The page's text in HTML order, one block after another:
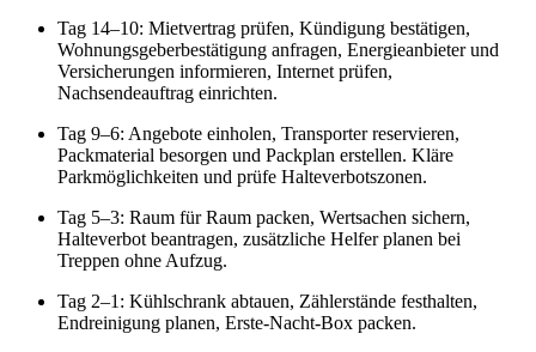
Tag 14–10: Mietvertrag prüfen, Kündigung bestätigen,
Wohnungsgeberbestätigung anfragen, Energieanbieter und
Versicherungen informieren, Internet prüfen,
Nachsendeauftrag einrichten.
Tag 9–6: Angebote einholen, Transporter reservieren,
Packmaterial besorgen und Packplan erstellen. Kläre
Parkmöglichkeiten und prüfe Halteverbotszonen.
Tag 5–3: Raum für Raum packen, Wertsachen sichern,
Halteverbot beantragen, zusätzliche Helfer planen bei
Treppen ohne Aufzug.
Tag 2–1: Kühlschrank abtauen, Zählerstände festhalten,
Endreinigung planen, Erste‑Nacht‑Box packen.